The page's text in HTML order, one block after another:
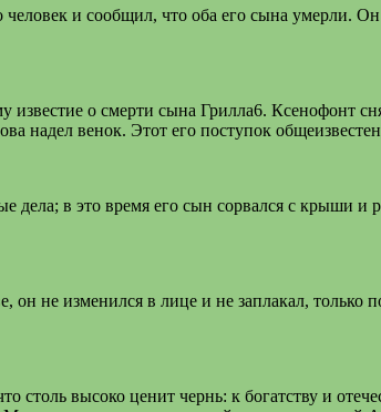
и сообщил, что оба его сына умерли. Он
о смерти сына Грилла6. Ксенофонт
надел венок. Этот его поступок
в это время его сын сорвался с крыши и
не изменился в лице и не заплакал, только
высоко ценит чернь: к богатству и